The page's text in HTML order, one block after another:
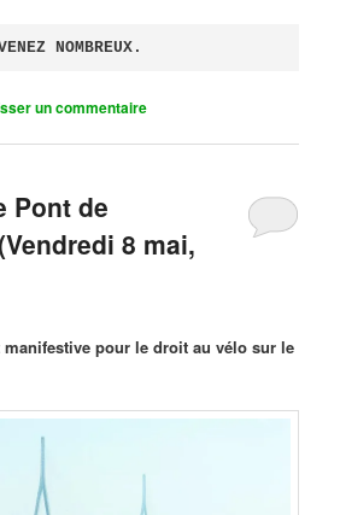
NOMBREUX.
un commentaire
Pont de
8 mai,
pour le droit au vélo sur le